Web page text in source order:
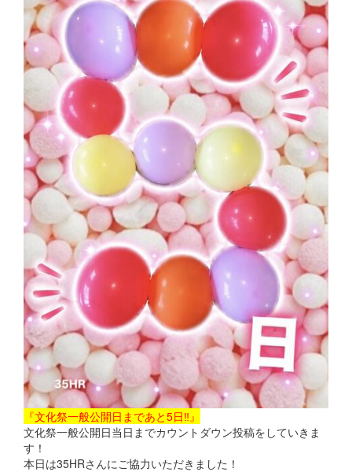
『文化祭一般公開日まであと5日‼』
文化祭一般公開日当日までカウントダウン投稿をしていきま
す！
本日は35HRさんにご協力いただきました！